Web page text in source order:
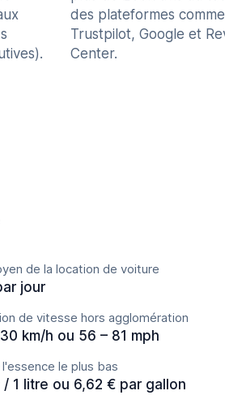
des plateformes comme
Trustpilot, Google et
Center.
de la location de voiture
jour
de vitesse hors agglomération
km/h ou 56 – 81 mph
le plus bas
/ 1 litre ou 6,62 € par gallon